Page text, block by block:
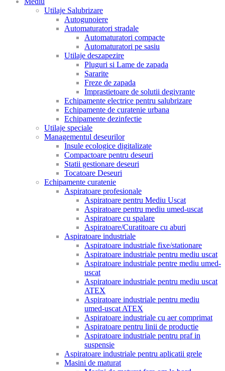
Utilaje Salubrizare
Autogunoiere
Automaturatori stradale
Automaturatori compacte
Automaturatori pe sasiu
Utilaje deszapezire
Pluguri si Lame de zapada
Sararite
Freze de zapada
Imprastietoare de solutii degivrante
Echipamente electrice pentru salubrizare
Echipamente de curatenie urbana
Echipamente dezinfectie
Utilaje speciale
Managementul deseurilor
Insule ecologice digitalizate
Compactoare pentru deseuri
Statii gestionare deseuri
Tocatoare Deseuri
Echipamente curatenie
Aspiratoare profesionale
Aspiratoare pentru Mediu Uscat
Aspiratoare pentru mediu umed-uscat
Aspiratoare cu spalare
Aspiratoare/Curatitoare cu aburi
Aspiratoare industriale
Aspiratoare industriale fixe/stationare
Aspiratoare industriale pentru mediu uscat
Aspiratoare industriale pentre mediu umed-
uscat
Aspiratoare industriale pentru mediu uscat
ATEX
Aspiratoare industriale pentru mediu
umed-uscat ATEX
Aspiratoare industriale cu aer comprimat
Aspiratoare pentru linii de productie
Aspiratoare industriale pentru praf in
suspensie
Aspiratoare industriale pentru aplicatii grele
Masini de maturat